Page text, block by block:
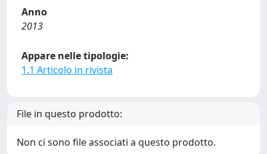
Anno
2013
Appare nelle tipologie:
1.1 Articolo in rivista
File in questo prodotto:
Non ci sono file associati a questo prodotto.